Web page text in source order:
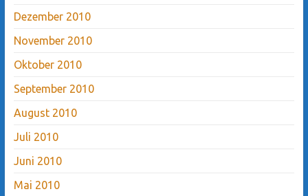
Dezember 2010
November 2010
Oktober 2010
September 2010
August 2010
Juli 2010
Juni 2010
Mai 2010